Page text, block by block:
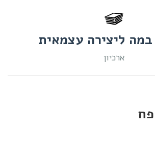
ליצירה עצמאית
ארכיון
פח